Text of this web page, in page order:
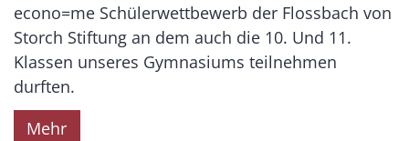
econo=me Schülerwettbewerb der Flossbach von
Storch Stiftung an dem auch die 10. Und 11.
Klassen unseres Gymnasiums teilnehmen
durften.
Mehr